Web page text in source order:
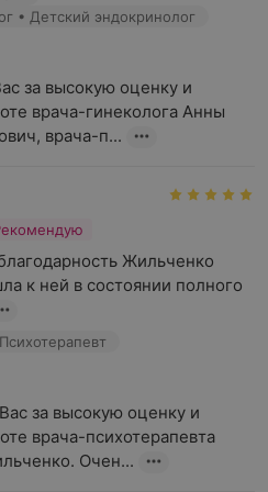
психотерапии
сеанс
разобраться в
ситуациях, за помощью в
пациент.
• Детский эндокринолог
за высокую оценку и
врача-гинеколога Анны
врача-п...
Жильченко
к ней в состоянии полного
за высокую оценку и
врача-психотерапевта
Очен...